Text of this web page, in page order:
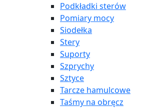
Podkładki sterów
Pomiary mocy
Siodełka
Stery
Suporty
Szprychy
Sztyce
Tarcze hamulcowe
Taśmy na obręcz